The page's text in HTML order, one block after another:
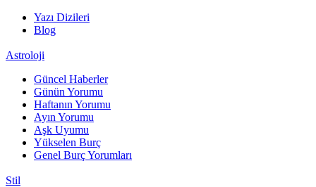
Yazı Dizileri
Blog
Astroloji
Güncel Haberler
Günün Yorumu
Haftanın Yorumu
Ayın Yorumu
Aşk Uyumu
Yükselen Burç
Genel Burç Yorumları
Stil